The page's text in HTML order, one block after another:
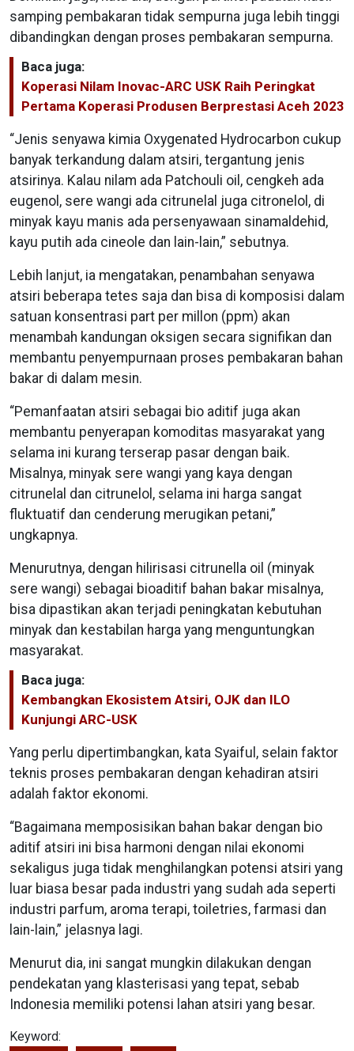
samping pembakaran tidak sempurna juga lebih tinggi
dibandingkan dengan proses pembakaran sempurna.
Baca juga:
Koperasi Nilam Inovac-ARC USK Raih Peringkat
Pertama Koperasi Produsen Berprestasi Aceh 2023
“Jenis senyawa kimia Oxygenated Hydrocarbon cukup
banyak terkandung dalam atsiri, tergantung jenis
atsirinya. Kalau nilam ada Patchouli oil, cengkeh ada
eugenol, sere wangi ada citrunelal juga citronelol, di
minyak kayu manis ada persenyawaan sinamaldehid,
kayu putih ada cineole dan lain-lain,” sebutnya.
Lebih lanjut, ia mengatakan, penambahan senyawa
atsiri beberapa tetes saja dan bisa di komposisi dalam
satuan konsentrasi part per millon (ppm) akan
menambah kandungan oksigen secara signifikan dan
membantu penyempurnaan proses pembakaran bahan
bakar di dalam mesin.
“Pemanfaatan atsiri sebagai bio aditif juga akan
membantu penyerapan komoditas masyarakat yang
selama ini kurang terserap pasar dengan baik.
Misalnya, minyak sere wangi yang kaya dengan
citrunelal dan citrunelol, selama ini harga sangat
fluktuatif dan cenderung merugikan petani,”
ungkapnya.
Menurutnya, dengan hilirisasi citrunella oil (minyak
sere wangi) sebagai bioaditif bahan bakar misalnya,
bisa dipastikan akan terjadi peningkatan kebutuhan
minyak dan kestabilan harga yang menguntungkan
masyarakat.
Baca juga:
Kembangkan Ekosistem Atsiri, OJK dan ILO
Kunjungi ARC-USK
Yang perlu dipertimbangkan, kata Syaiful, selain faktor
teknis proses pembakaran dengan kehadiran atsiri
adalah faktor ekonomi.
“Bagaimana memposisikan bahan bakar dengan bio
aditif atsiri ini bisa harmoni dengan nilai ekonomi
sekaligus juga tidak menghilangkan potensi atsiri yang
luar biasa besar pada industri yang sudah ada seperti
industri parfum, aroma terapi, toiletries, farmasi dan
lain-lain,” jelasnya lagi.
Menurut dia, ini sangat mungkin dilakukan dengan
pendekatan yang klasterisasi yang tepat, sebab
Indonesia memiliki potensi lahan atsiri yang besar.
Keyword: